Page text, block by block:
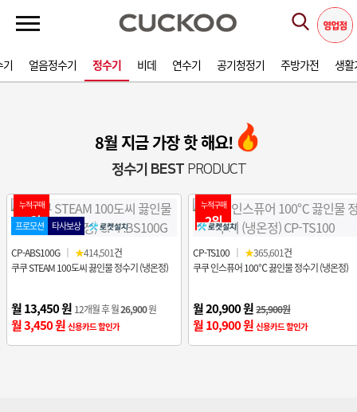
얼음정수기 정수기 비데 연수기 공기청정기 주방가전 생
8월 지금 가장 핫 해요!
정수기 BESTPRODUCT
누적구매
1위
프로모션 타사보상
CP-ABS100G ｜ ★414,501건
쿠쿠 STEAM 100도씨 끓인물 정수기 (냉온정)
월 13,450 원 12개월 후 월26,900원
월 3,450 원신용카드 할인가
누적구매
2위
CP-TS100 ｜ ★365,601건
쿠쿠 인스퓨어 100℃ 끓인물 정수기 (냉온정)
월 20,900 원 25,900원
월 10,900 원신용카드 할인가